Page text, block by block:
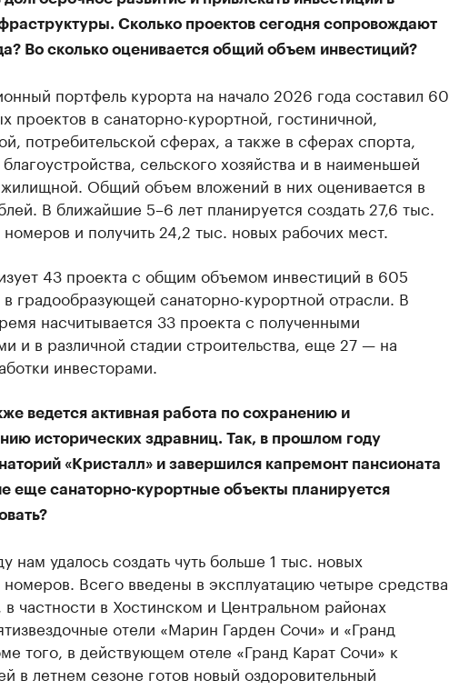
Сколько проектов сегодня сопровождают
Во сколько оценивается общий объем инвестиций?
портфель курорта на начало 2026 года составил 60
проектов в санаторно-курортной, гостиничной,
потребительской сферах, а также в сферах спорта,
сельского хозяйства и в наименьшей
Общий объем вложений в них оценивается в
В ближайшие 5–6 лет планируется создать 27,6 тыс.
и получить 24,2 тыс. новых рабочих мест.
43 проекта с общим объемом инвестиций в 605
градообразующей санаторно-курортной отрасли. В
насчитывается 33 проекта с полученными
и в различной стадии строительства, еще 27 — на
инвесторами.
ведется активная работа по сохранению и
исторических здравниц. Так, в прошлом году
«Кристалл» и завершился капремонт пансионата
еще санаторно-курортные объекты планируется
нам удалось создать чуть больше 1 тыс. новых
номеров. Всего введены в эксплуатацию четыре средства
частности в Хостинском и Центральном районах
отели «Марин Гарден Сочи» и «Гранд
того, в действующем отеле «Гранд Карат Сочи» к
в летнем сезоне готов новый оздоровительный